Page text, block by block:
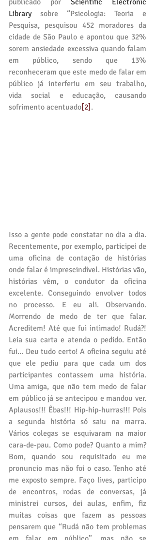
Library sobre “Psicologia: Teoria e
Pesquisa, pesquisou 452 moradores da
cidade de São Paulo e apontou que 32%
sorem ansiedade excessiva quando falam
em público, sendo que 13%
reconheceram que este medo de falar em
público já interferiu em seu trabalho,
vida social e educação, causando
sofrimento acentuado[2] .
Isso a gente pode constatar no dia a dia.
Recentemente, por exemplo, participei de
uma oficina de contação de histórias
onde falar é imprescindível. Histórias vão,
histórias vêm, o condutor da oficina
excelente. Conseguindo envolver todos
no processo. E eu ali. Observando.
Morrendo de medo de ter que falar.
Acreditem! Até que fui intimado! Rudá?!
Leia sua carta e atenda o pedido. Então
fui... Deu tudo certo! A oficina seguiu até
que ele pediu para que cada um dos
participantes contassem uma história.
Uma amiga, que não tem medo de falar
em público já se antecipou e mandou ver.
Aplausos!!! Êbas!!! Hip-hip-hurras!!! Pois
a segunda história só saiu na marra.
Vários colegas se esquivaram na maior
cara-de-pau. Como pode? Quanto a mim?
Bom, quando sou requisitado eu me
pronuncio mas não foi o caso. Tenho até
me exposto sempre. Faço lives, participo
de encontros, rodas de conversas, já
ministrei cursos, dei aulas, enfim, fiz
muitas coisas que fazem as pessoas
pensarem que “Rudá não tem problemas